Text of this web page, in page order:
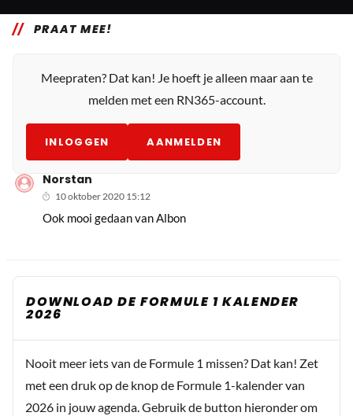
PRAAT MEE!
Meepraten? Dat kan! Je hoeft je alleen maar aan te
melden met een RN365-account.
INLOGGEN AANMELDEN
Norstan
10 oktober 2020 15:12
Ook mooi gedaan van Albon
DOWNLOAD DE FORMULE 1 KALENDER
2026
Nooit meer iets van de Formule 1 missen? Dat kan! Zet
met een druk op de knop de Formule 1-kalender van
2026 in jouw agenda. Gebruik de button hieronder om